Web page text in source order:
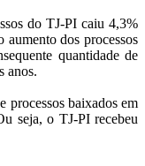
do TJ-PI caiu 4,3%
dos processos
quantidade de
anos.
processos baixados em
seja, o TJ-PI recebeu